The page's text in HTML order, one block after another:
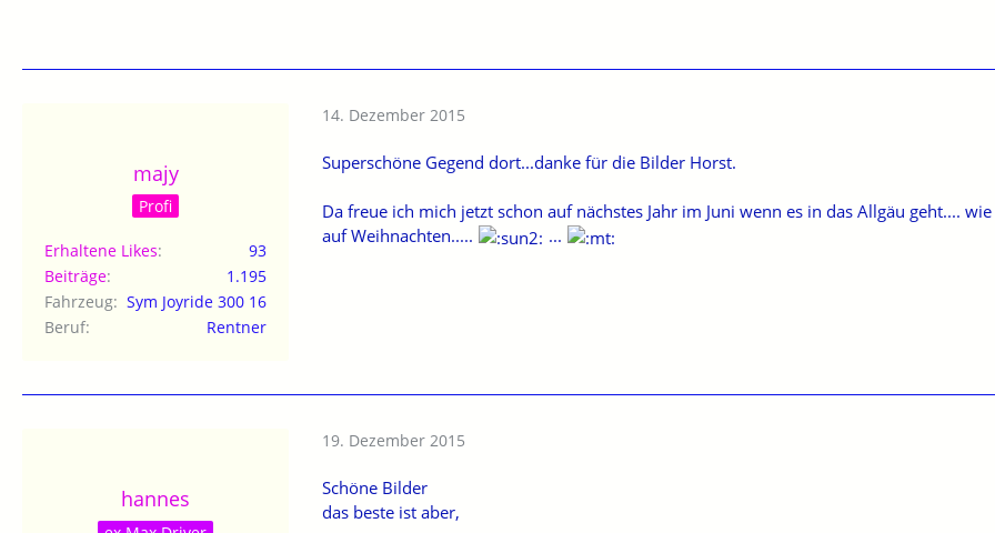
majy
Profi
Erhaltene Likes
93
Beiträge
1.195
Fahrzeug
Sym Joyride 300 16
Beruf
Rentner
14. Dezember 2015
Superschöne Gegend dort...danke für die Bilder Horst.
Da freue ich mich jetzt schon auf nächstes Jahr im Juni wenn es in das Allgäu geht....
auf Weihnachten.....
...
hannes
19. Dezember 2015
Schöne Bilder
das beste ist aber,